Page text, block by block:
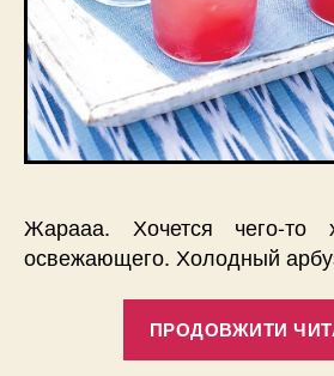
Жарааа. Хочется чего-то
освежающего. Холодный
ПРОДОВЖИТИ